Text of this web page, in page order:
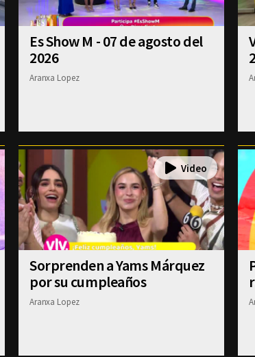
Es Show M - 07 de agosto del
2026
Aranxa Lopez
Sorprenden a Yams Márquez
por su cumpleaños
Aranxa Lopez